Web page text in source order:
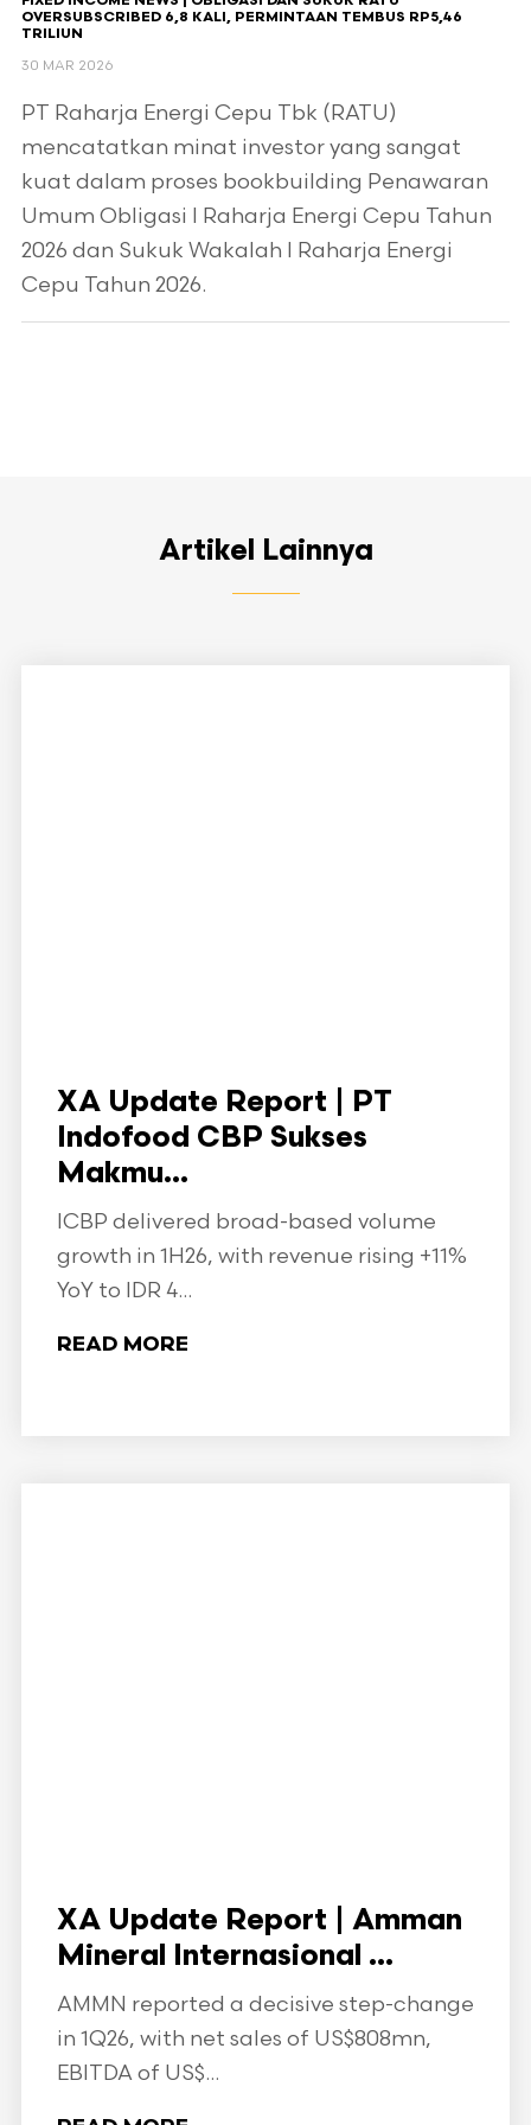
OVERSUBSCRIBED 6,8 KALI, PERMINTAAN TEMBUS RP5,46
TRILIUN
30 MAR 2026
PT Raharja Energi Cepu Tbk (RATU)
mencatatkan minat investor yang sangat
kuat dalam proses bookbuilding Penawaran
Umum Obligasi I Raharja Energi Cepu Tahun
2026 dan Sukuk Wakalah I Raharja Energi
Cepu Tahun 2026.
Artikel Lainnya
XA Update Report | PT
Indofood CBP Sukses
Makmu...
ICBP delivered broad-based volume
growth in 1H26, with revenue rising +11%
YoY to IDR 4...
READ MORE
XA Update Report | Amman
Mineral Internasional ...
AMMN reported a decisive step-change
in 1Q26, with net sales of US$808mn,
EBITDA of US$...